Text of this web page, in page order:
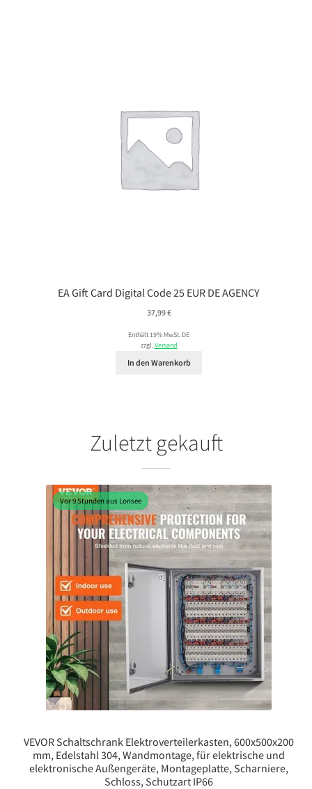
EA Gift Card Digital Code 25 EUR DE AGENCY
37,99€
Enthält 19% MwSt. DE
zzgl.Versand
In den Warenkorb
Zuletzt gekauft
Vor 9 Stunden aus Lonsee
VEVOR Schaltschrank Elektroverteilerkasten, 600x500x200
mm, Edelstahl 304, Wandmontage, für elektrische und
elektronische Außengeräte, Montageplatte, Scharniere,
Schloss, Schutzart IP66